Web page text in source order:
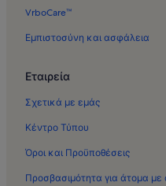
Φιλίας
Ενοικιαζόμενες κατοικίες
Ενοικιαζόμενες κατοικίες
Ενοικιαζόμενες κατοικίες
VrboCare™
Εμπιστοσύνη και ασφάλεια
Εταιρεία
Σχετικά με εμάς
Κέντρο Τύπου
Όροι και Προϋποθέσεις
Προσβασιμότητα για άτομα με